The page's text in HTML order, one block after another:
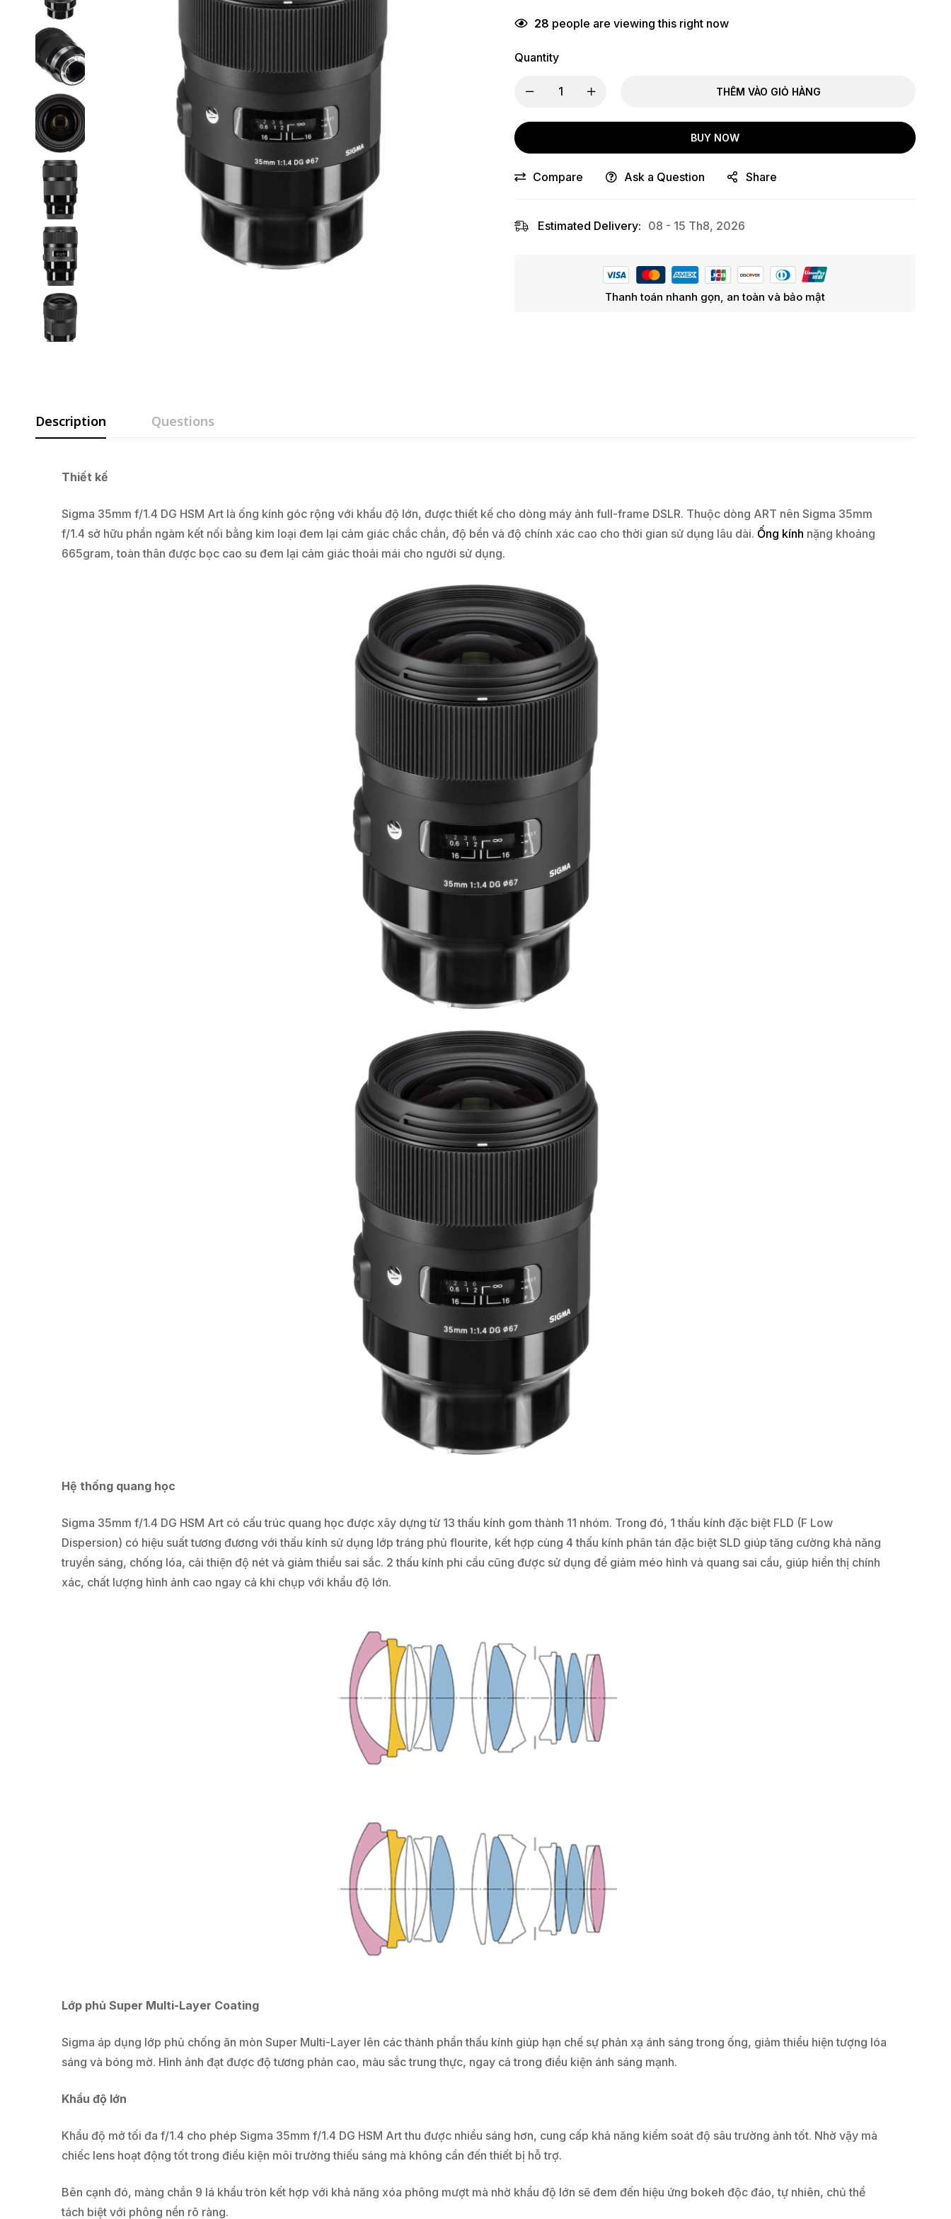
28 people are viewing this right now
Quantity
THÊM VÀO GIỎ HÀNG
BUY NOW
Compare Ask a Question Share
Estimated Delivery: 08 - 15 Th8, 2026
Thanh toán nhanh gọn, an toàn và bảo mật
Description Questions
Thiết kế
Sigma 35mm f/1.4 DG HSM Art là ống kính góc rộng với khẩu độ lớn, được thiết kế cho dòng máy ảnh full-frame DSLR. Thuộc dòng ART nên Sigma 35mm
f/1.4 sở hữu phần ngàm kết nối bằng kim loại đem lại cảm giác chắc chắn, độ bền và độ chính xác cao cho thời gian sử dụng lâu dài. Ống kính nặng khoảng
665gram, toàn thân được bọc cao su đem lại cảm giác thoải mái cho người sử dụng.
Hệ thống quang học
Sigma 35mm f/1.4 DG HSM Art có cấu trúc quang học được xây dựng từ 13 thấu kính gom thành 11 nhóm. Trong đó, 1 thấu kính đặc biệt FLD (F Low
Dispersion) có hiệu suất tương đương với thấu kính sử dụng lớp tráng phủ flourite, kết hợp cùng 4 thấu kính phân tán đặc biệt SLD giúp tăng cường khả năng
truyền sáng, chống lóa, cải thiện độ nét và giảm thiểu sai sắc. 2 thấu kính phi cầu cũng được sử dụng để giảm méo hình và quang sai cầu, giúp hiển thị chính
xác, chất lượng hình ảnh cao ngay cả khi chụp với khẩu độ lớn.
Lớp phủ Super Multi-Layer Coating
Sigma áp dụng lớp phủ chống ăn mòn Super Multi-Layer lên các thành phần thấu kính giúp hạn chế sự phản xạ ánh sáng trong ống, giảm thiểu hiện tượng lóa
sáng và bóng mờ. Hình ảnh đạt được độ tương phản cao, màu sắc trung thực, ngay cả trong điều kiện ánh sáng mạnh.
Khẩu độ lớn
Khẩu độ mở tối đa f/1.4 cho phép Sigma 35mm f/1.4 DG HSM Art thu được nhiều sáng hơn, cung cấp khả năng kiểm soát độ sâu trường ảnh tốt. Nhờ vậy mà
chiếc lens hoạt động tốt trong điều kiện môi trường thiếu sáng mà không cần đến thiết bị hỗ trợ.
Bên cạnh đó, màng chắn 9 lá khẩu tròn kết hợp với khả năng xóa phông mượt mà nhờ khẩu độ lớn sẽ đem đến hiệu ứng bokeh độc đáo, tự nhiên, chủ thể
tách biệt với phông nền rõ ràng.